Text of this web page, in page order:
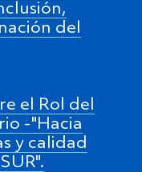
del
el Rol del
-"Hacia
y calidad